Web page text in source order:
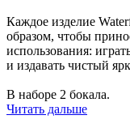
Каждое изделие
образом, чтобы
использования:
и издавать чистый
В наборе 2 бокала.
Читать дальше